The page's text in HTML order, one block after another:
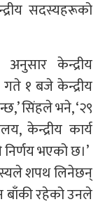
सदस्यहरूको
केन्द्रीय
१ बजे केन्द्रीय
सिंहले भने, ‘२९
केन्द्रीय कार्य
भएको छ।’
शपथ लिनेछन्
बाँकी रहेको उनले